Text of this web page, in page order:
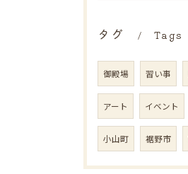
タグ Tags
御殿場 習い事
アート イベント
小山町 裾野市